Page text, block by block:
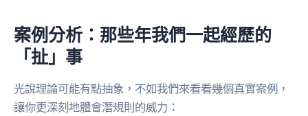
案例分析：那些年我們一起經歷的
「扯」事
光說理論可能有點抽象，不如我們來看看幾個真實案例，
讓你更深刻地體會潛規則的威力：